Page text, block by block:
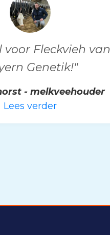
voor Fleckvieh van
Genetik!"
- melkveehouder
Lees verder